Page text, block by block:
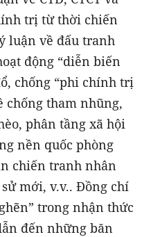
trị từ thời chiến
luận về đấu tranh
động “diễn biến
chống “phi chính trị
chống tham nhũng,
phân tầng xã hội
nền quốc phòng
chiến tranh nhân
mới, v.v.. Đồng chí
trong nhận thức
đến những băn